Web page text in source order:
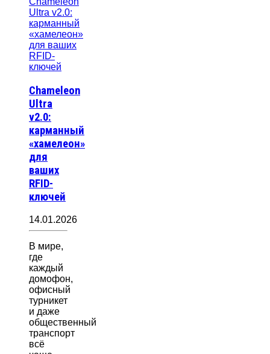
Chameleon
Ultra
v2.0:
карманный
«хамелеон»
для
ваших
RFID-
ключей
14.01.2026
В мире,
где
каждый
домофон,
офисный
турникет
и даже
общественный
транспорт
всё